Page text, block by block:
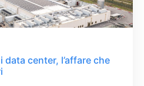
center, l’affare che